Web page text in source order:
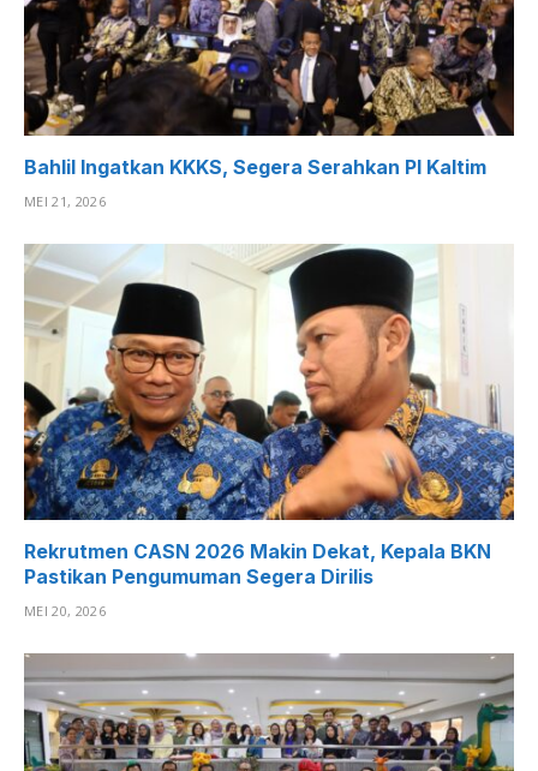
Bahlil Ingatkan KKKS, Segera Serahkan PI Kaltim
MEI 21, 2026
Rekrutmen CASN 2026 Makin Dekat, Kepala BKN
Pastikan Pengumuman Segera Dirilis
MEI 20, 2026